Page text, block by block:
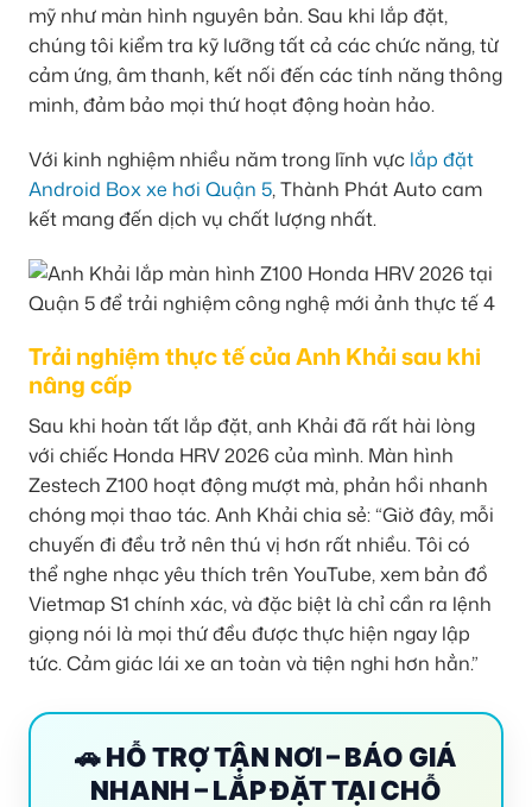
mỹ như màn hình nguyên bản. Sau khi lắp đặt,
chúng tôi kiểm tra kỹ lưỡng tất cả các chức năng, từ
cảm ứng, âm thanh, kết nối đến các tính năng thông
minh, đảm bảo mọi thứ hoạt động hoàn hảo.
Với kinh nghiệm nhiều năm trong lĩnh vực lắp đặt
Android Box xe hơi Quận 5, Thành Phát Auto cam
kết mang đến dịch vụ chất lượng nhất.
Trải nghiệm thực tế của Anh Khải sau khi
nâng cấp
Sau khi hoàn tất lắp đặt, anh Khải đã rất hài lòng
với chiếc Honda HRV 2026 của mình. Màn hình
Zestech Z100 hoạt động mượt mà, phản hồi nhanh
chóng mọi thao tác. Anh Khải chia sẻ: “Giờ đây, mỗi
chuyến đi đều trở nên thú vị hơn rất nhiều. Tôi có
thể nghe nhạc yêu thích trên YouTube, xem bản đồ
Vietmap S1 chính xác, và đặc biệt là chỉ cần ra lệnh
giọng nói là mọi thứ đều được thực hiện ngay lập
tức. Cảm giác lái xe an toàn và tiện nghi hơn hẳn.”
🚗 HỖ TRỢ TẬN NƠI – BÁO GIÁ
NHANH – LẮP ĐẶT TẠI CHỖ